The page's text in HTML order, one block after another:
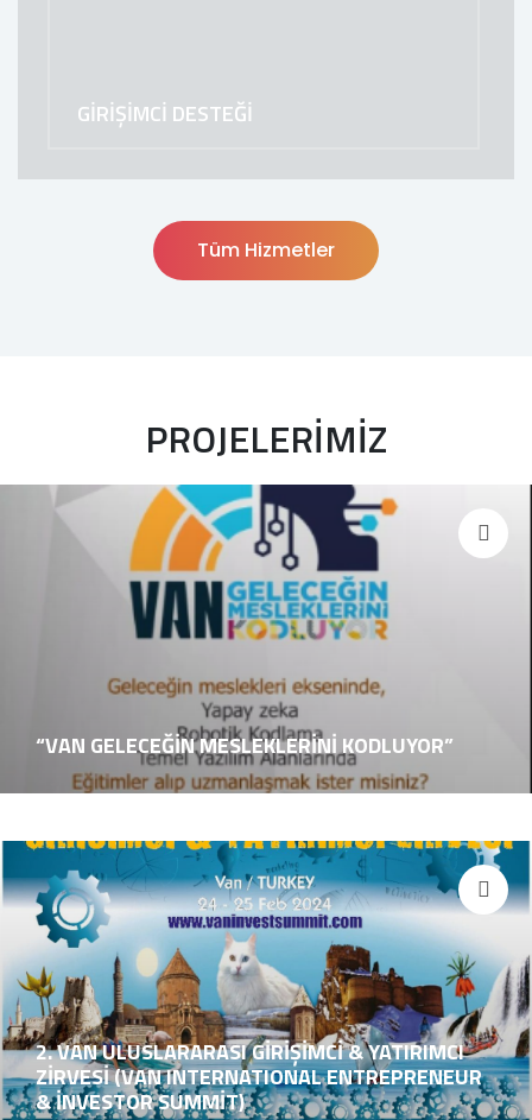
GİRİŞİMCİ DESTEĞİ
Tüm Hizmetler
PROJELERİMİZ
“VAN GELECEĞİN MESLEKLERİNİ KODLUYOR”
2. VAN ULUSLARARASI GİRİŞİMCİ & YATIRIMCI
ZİRVESİ (VAN INTERNATIONAL ENTREPRENEUR
& İNVESTOR SUMMİT)